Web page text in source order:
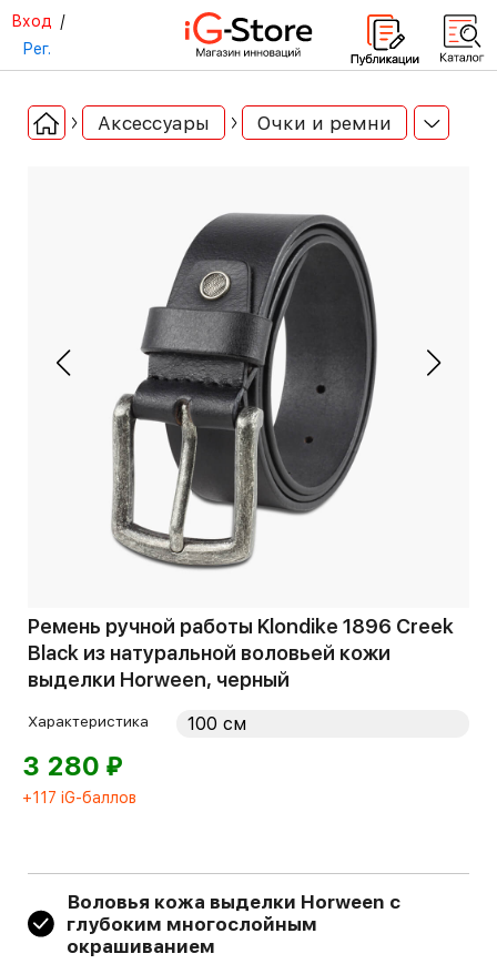
Вход /
Рег.
Аксессуары Очки и ремни
Ремень ручной работы Klondike 1896 Creek
Black из натуральной воловьей кожи
выделки Horween, черный
Характеристика
3 280 ⃏
+117 iG-баллов
Воловья кожа выделки Horween c
глубоким многослойным
окрашиванием